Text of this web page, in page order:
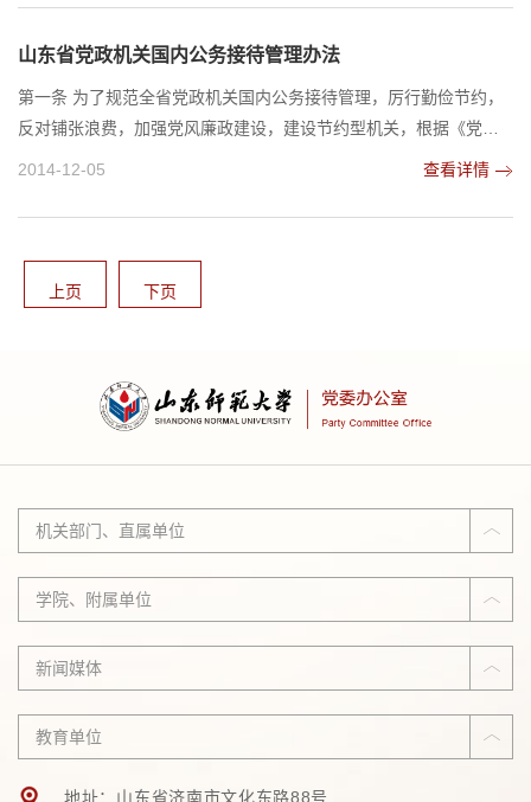
真抓好落实，取得显著成效。根据上级关于加强作风建设、厉行勤
俭节约的新规定新要求和具体工作实际，为进一步强化遵规守纪意
山东省党政机关国内公务接待管理办法
第一条 为了规范全省党政机关国内公务接待管理，厉行勤俭节约，
反对铺张浪费，加强党风廉政建设，建设节约型机关，根据《党政
机关厉行节约反对浪费条例》《机关事务管理条例》和《党政机关
办法适用于全省各级党的机关、人大机关、行政机关、政协机关、
公务员法管理事业单位的国内公务接待行为。本办法...
2014-12-05 查看详情
上页 下页
机关部门、直属单位
学院、附属单位
新闻媒体
教育单位
地址：山东省济南市文化东路88号